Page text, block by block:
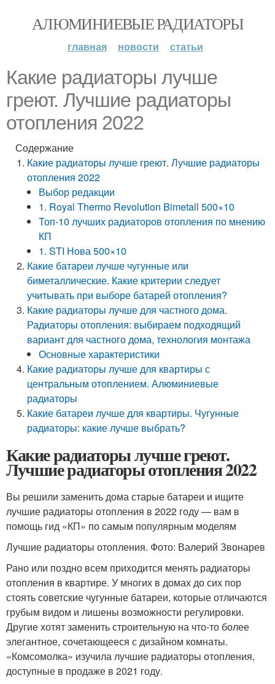
АЛЮМИНИЕВЫЕ РАДИАТОРЫ
главная новости статьи
Какие радиаторы лучше
греют. Лучшие радиаторы
отопления 2022
Содержание
Какие радиаторы лучше греют. Лучшие радиаторы
отопления 2022
Выбор редакции
1. Royal Thermo Revolution Bimetall 500×10
Топ-10 лучших радиаторов отопления по мнению
КП
1. STI Нова 500×10
Какие батареи лучше чугунные или
биметаллические. Какие критерии следует
учитывать при выборе батарей отопления?
Какие радиаторы лучше для частного дома.
Радиаторы отопления: выбираем подходящий
вариант для частного дома, технология монтажа
Основные характеристики
Какие радиаторы лучше для квартиры с
центральным отоплением. Алюминиевые
радиаторы
Какие батареи лучше для квартиры. Чугунные
радиаторы: какие лучше выбрать?
Какие радиаторы лучше греют.
Лучшие радиаторы отопления 2022
Вы решили заменить дома старые батареи и ищите
лучшие радиаторы отопления в 2022 году — вам в
помощь гид «КП» по самым популярным моделям
Лучшие радиаторы отопления. Фото: Валерий Звонарев
Рано или поздно всем приходится менять радиаторы
отопления в квартире. У многих в домах до сих пор
стоять советские чугунные батареи, которые отличаются
грубым видом и лишены возможности регулировки.
Другие хотят заменить строительную на что-то более
элегантное, сочетающееся с дизайном комнаты.
«Комсомолка» изучила лучшие радиаторы отопления,
доступные в продаже в 2021 году.